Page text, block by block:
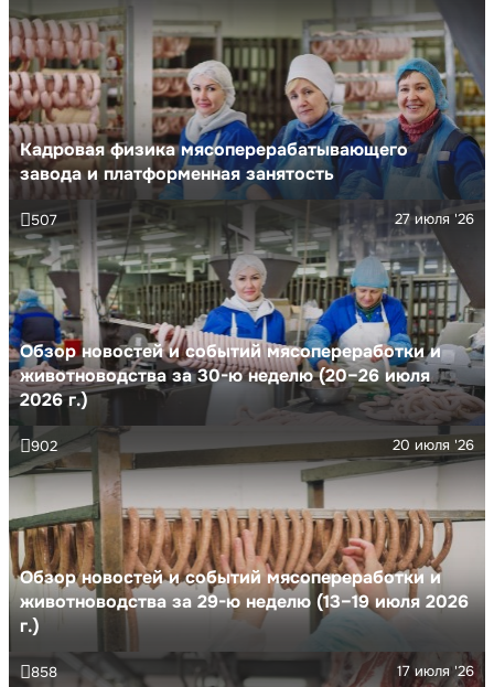
Кадровая физика мясоперерабатывающего
завода и платформенная занятость
Обзор новостей и событий мясопереработки и
животноводства за 30-ю неделю (20–26 июля
2026 г.)
27 июля '26
507
Обзор новостей и событий мясопереработки и
животноводства за 29-ю неделю (13–19 июля 2026
г.)
20 июля '26
902
17 июля '26
858